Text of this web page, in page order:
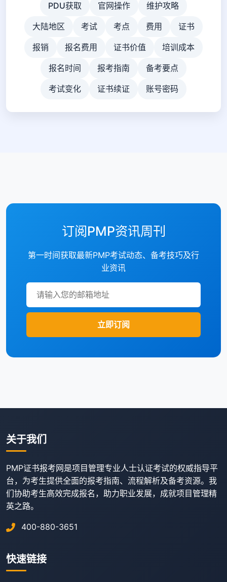
PDU获取 官网操作 维护攻略
大陆地区 考试 考点 费用 证书
报销 报名费用 证书价值 培训成本
报名时间 报考指南 备考要点
考试变化 证书续证 账号密码
订阅PMP资讯周刊
第一时间获取最新PMP考试动态、备考技巧及行
业资讯
立即订阅
关于我们
PMP证书报考网是项目管理专业人士认证考试的权威指导平
台，为考生提供全面的报考指南、流程解析及备考资源。我
们协助考生高效完成报名，助力职业发展，成就项目管理精
英之路。
400-880-3651
快速链接